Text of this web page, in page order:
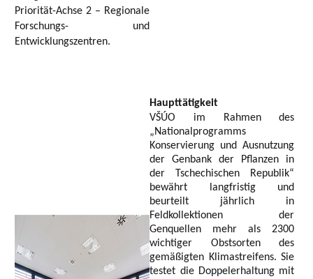
Priorität-Achse 2 – Regionale
Forschungs- und
Entwicklungszentren.
Haupttätigkeit
VŠÚO im Rahmen des
„Nationalprogramms
Konservierung und Ausnutzung
der Genbank der Pflanzen in
der Tschechischen Republik“
bewährt langfristig und
beurteilt jährlich in
Feldkollektionen der
Genquellen mehr als 2300
wichtiger Obstsorten des
gemäßigten Klimastreifens. Sie
testet die Doppelerhaltung mit